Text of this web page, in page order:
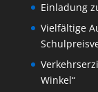
Einladung
Vielfältige
Winkel“